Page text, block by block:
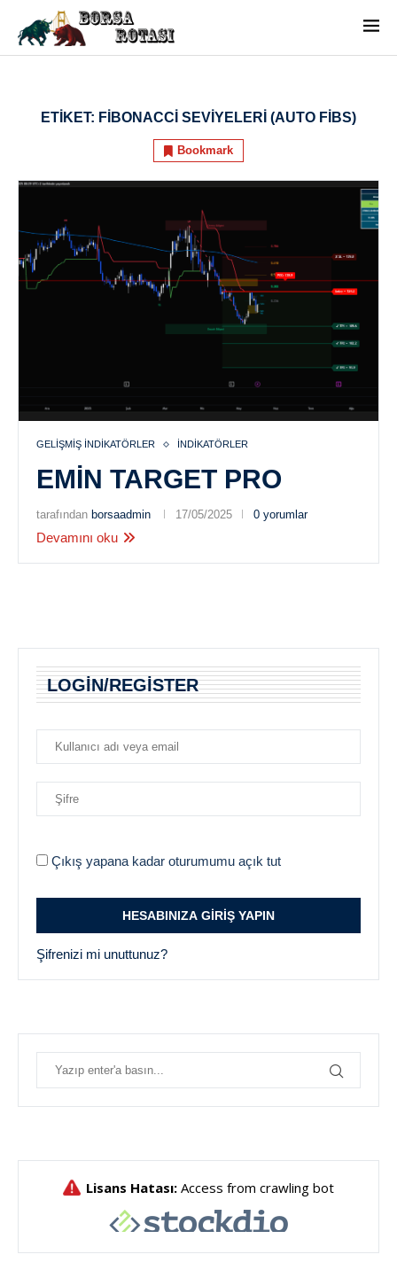
ETIKET: FIBONACCI SEVIYELERI (AUTO FIBS)
Bookmark
GELIŞMIŞ İNDIKATÖRLER İNDIKATÖRLER
EMIN TARGET PRO
tarafından borsaadmin 17/05/2025 0 yorumlar
Devamını oku
LOGIN/REGISTER
Çıkış yapana kadar oturumumu açık tut
Şifrenizi mi unuttunuz?